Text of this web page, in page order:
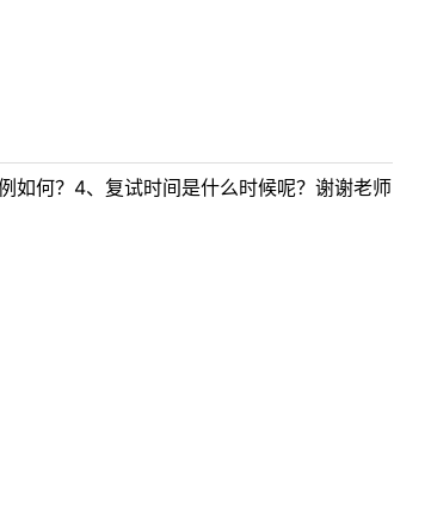
如何？4、复试时间是什么时候呢？谢谢老师